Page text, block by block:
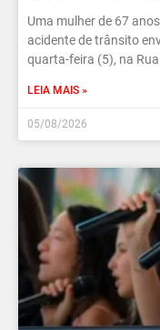
Uma mulher de 67
acidente de trânsito
quarta-feira (5), na Rua
LEIA MAIS »
05/08/2026